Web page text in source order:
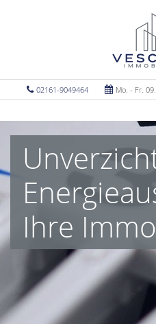
02161-9049464 Mo. - Fr.
Ihre